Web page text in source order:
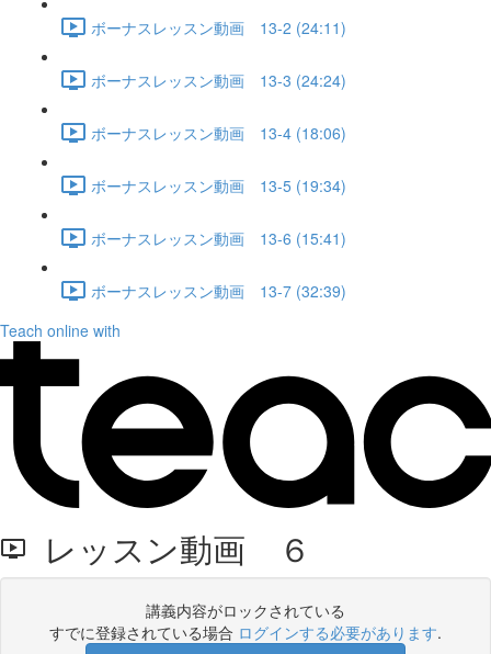
ボーナスレッスン動画 13-2 (24:11)
ボーナスレッスン動画 13-3 (24:24)
ボーナスレッスン動画 13-4 (18:06)
ボーナスレッスン動画 13-5 (19:34)
ボーナスレッスン動画 13-6 (15:41)
ボーナスレッスン動画 13-7 (32:39)
Teach online with
レッスン動画 ６
講義内容がロックされている
すでに登録されている場合 ログインする必要があります.